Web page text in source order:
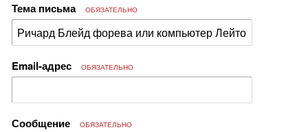
Тема письма ОБЯЗАТЕЛЬНО
Email-адрес ОБЯЗАТЕЛЬНО
Сообщение ОБЯЗАТЕЛЬНО